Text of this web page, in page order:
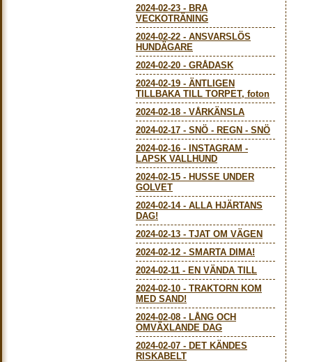
2024-02-23 - BRA
VECKOTRÄNING
2024-02-22 - ANSVARSLÖS
HUNDÄGARE
2024-02-20 - GRÅDASK
2024-02-19 - ÄNTLIGEN
TILLBAKA TILL TORPET, foton
2024-02-18 - VÅRKÄNSLA
2024-02-17 - SNÖ - REGN - SNÖ
2024-02-16 -
INSTAGRAM -
LAPSK VALLHUND
2024-02-15 - HUSSE UNDER
GOLVET
2024-02-14- ALLA HJÄRTANS
DAG!
2024-02-13 - TJAT OM VÄGEN
2024-02-12 - SMARTA DIMA!
2024-02-11 - EN VÄNDA TILL
2024-02-10 - TRAKTORN KOM
MED SAND!
2024-02-08 - LÅNG OCH
OMVÄXLANDE DAG
2024-02-07 - DET KÄNDES
RISKABELT